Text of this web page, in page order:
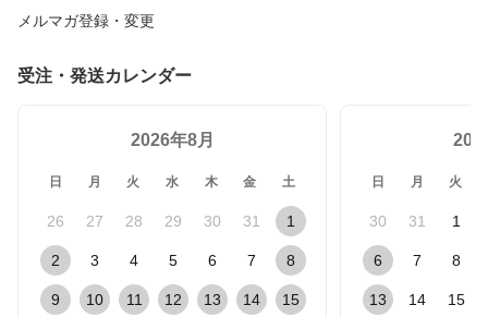
メルマガ登録・変更
受注・発送カレンダー
2026年8月
日 月 火 水 木 金 土
26 27 28 29 30 31 1
2 3 4 5 6 7 8
9 10 11 12 13 14 15
日 月 火
30 31 1
6 7 8
13 14 15